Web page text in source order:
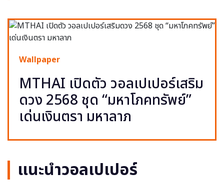
Wallpaper
MTHAI เปิดตัว วอลเปเปอร์เสริม
ดวง 2568 ชุด “มหาโภคทรัพย์”
เด่นเงินตรา มหาลาภ
แนะนำวอลเปเปอร์